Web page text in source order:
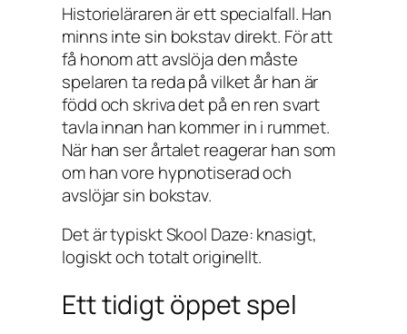
Historieläraren är ett specialfall. Han
minns inte sin bokstav direkt. För att
få honom att avslöja den måste
spelaren ta reda på vilket år han är
född och skriva det på en ren svart
tavla innan han kommer in i rummet.
När han ser årtalet reagerar han som
om han vore hypnotiserad och
avslöjar sin bokstav.
Det är typisktSkool Daze: knasigt,
logiskt och totalt originellt.
Ett tidigt öppet spel